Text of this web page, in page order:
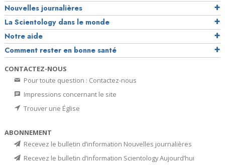
Nouvelles journalières
La Scientology dans le monde
Notre aide
Comment rester en bonne santé
CONTACTEZ-NOUS
Pour toute question : Contactez-nous
Impressions concernant le site
Trouver une Église
ABONNEMENT
Recevez le bulletin d’information Nouvelles journalières
Recevez le bulletin d’information Scientology Aujourd’hui